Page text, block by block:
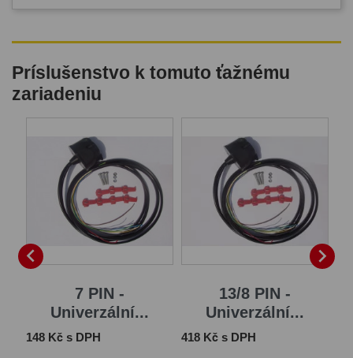
Príslušenstvo k tomuto ťažnému
zariadeniu

7 PIN -
Univerzální...
Cena
148 Kč s DPH
13/8 PIN -
Univerzální...
Cena
418 Kč s DPH
